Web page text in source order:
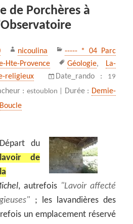
de Porchères à
Auteur
nicoulina Catégories
----- * 04 Parc
Hte-Provence
Mots-
clés
Géologie,
La-
religieux Date_rando :
19
: estoublon | Durée : Demie-
Boucle
Départ du
lavoir de
la
, autrefois
Lavoir affecté
; les lavandières des
un emplacement réservé